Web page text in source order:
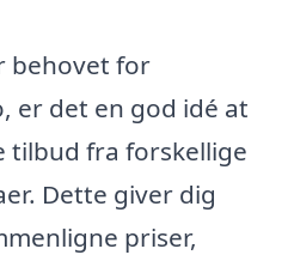
behovet for
er det en god idé at
tilbud fra forskellige
Dette giver dig
priser,